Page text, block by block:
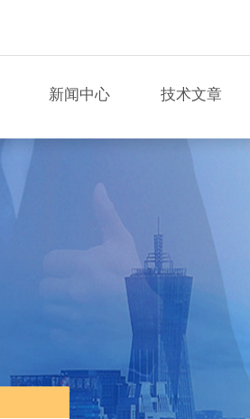
新闻中心 技术文章